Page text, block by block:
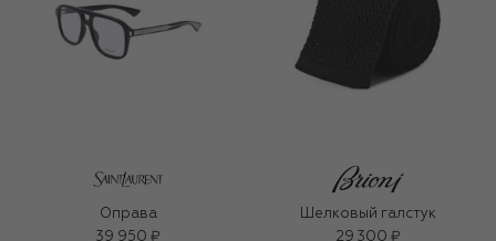
Оправа
39 950 ₽
Шелковый галстук
29 300 ₽